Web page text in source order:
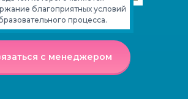
благоприятных условий
процесса.
с менеджером